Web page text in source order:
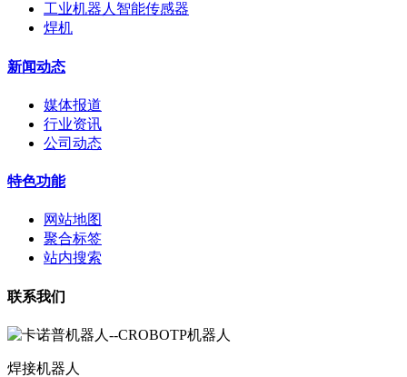
工业机器人智能传感器
焊机
新闻动态
媒体报道
行业资讯
公司动态
特色功能
网站地图
聚合标签
站内搜索
联系我们
焊接机器人